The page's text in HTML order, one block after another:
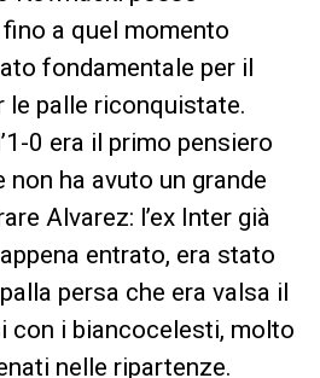
a quel momento
fondamentale per il
le palle riconquistate.
0 era il primo pensiero
ha avuto un grande
Alvarez: l’ex Inter già
entrato, era stato
persa che era valsa il
con i biancocelesti, molto
nelle ripartenze.